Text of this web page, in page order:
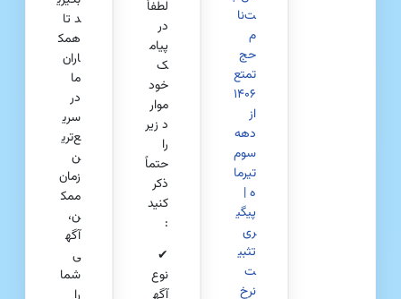
ت‌نا
م
حج
تمتع
۱۴۰۶
از
دهه
سوم
تیرما
ه |
پیگی
ری
تثبی
ت
نرخ
لطفاً
در
پیام
ک
خود
موار
د زیر
را
حتماً
ذکر
کنید
:
✔
نوع
د تا
همک
اران
ما
در
سری
ع‌تری
ن
زمان
ممک
ن،
آگه
ی
شما